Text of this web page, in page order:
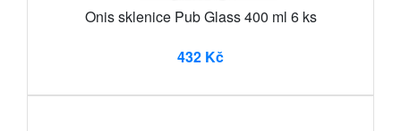
Onis sklenice Pub Glass 400 ml 6 ks
432 Kč